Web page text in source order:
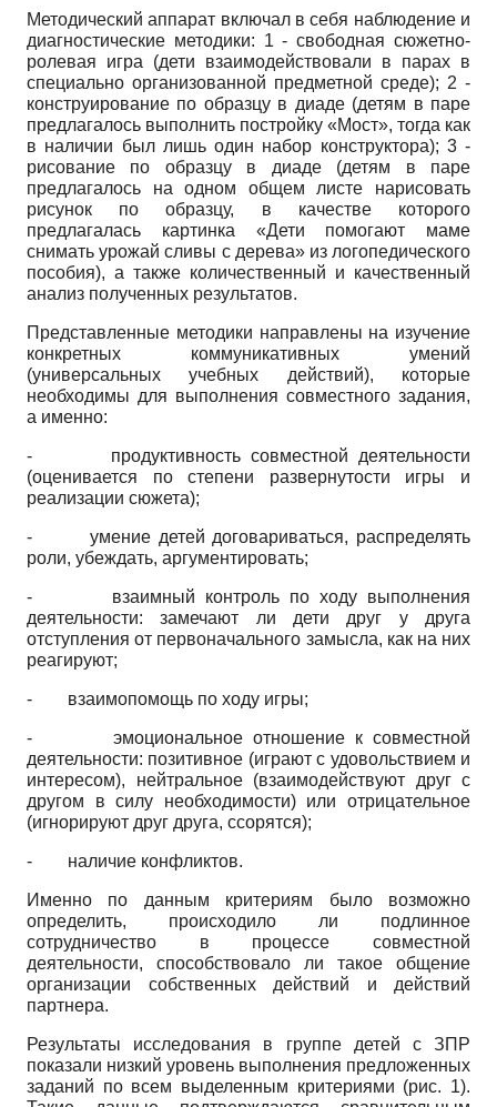
Методический аппарат включал в себя наблюдение и
диагностические методики: 1 - свободная сюжетно-
ролевая игра (дети взаимодействовали в парах в
специально организованной предметной среде); 2 -
конструирование по образцу в диаде (детям в паре
предлагалось выполнить постройку «Мост», тогда как
в наличии был лишь один набор конструктора); 3 -
рисование по образцу в диаде (детям в паре
предлагалось на одном общем листе нарисовать
рисунок по образцу, в качестве которого
предлагалась картинка «Дети помогают маме
снимать урожай сливы с дерева» из логопедического
пособия), а также количественный и качественный
анализ полученных результатов.
Представленные методики направлены на изучение
конкретных коммуникативных умений
(универсальных учебных действий), которые
необходимы для выполнения совместного задания,
а именно:
- продуктивность совместной деятельности
(оценивается по степени развернутости игры и
реализации сюжета);
-умение детей договариваться, распределять
роли, убеждать, аргументировать;
- взаимный контроль по ходу выполнения
деятельности: замечают ли дети друг у друга
отступления от первоначального замысла, как на них
реагируют;
- взаимопомощь по ходу игры;
- эмоциональное отношение к совместной
деятельности: позитивное (играют с удовольствием и
интересом), нейтральное (взаимодействуют друг с
другом в силу необходимости) или отрицательное
(игнорируют друг друга, ссорятся);
- наличие конфликтов.
Именно по данным критериям было возможно
определить, происходило ли подлинное
сотрудничество в процессе совместной
деятельности, способствовало ли такое общение
организации собственных действий и действий
партнера.
Результаты исследования в группе детей с ЗПР
показали низкий уровень выполнения предложенных
заданий по всем выделенным критериями (рис. 1).